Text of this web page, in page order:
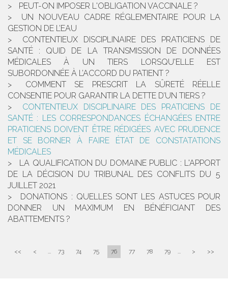
PEUT-ON IMPOSER L'OBLIGATION VACCINALE ?
UN NOUVEAU CADRE RÉGLEMENTAIRE POUR LA
GESTION DE L’EAU
CONTENTIEUX DISCIPLINAIRE DES PRATICIENS DE
SANTÉ : QUID DE LA TRANSMISSION DE DONNÉES
MÉDICALES À UN TIERS LORSQU'ELLE EST
SUBORDONNÉE À L’ACCORD DU PATIENT ?
COMMENT SE PRESCRIT LA SÛRETÉ RÉELLE
CONSENTIE POUR GARANTIR LA DETTE D’UN TIERS ?
CONTENTIEUX DISCIPLINAIRE DES PRATICIENS DE
SANTÉ : LES CORRESPONDANCES ÉCHANGÉES ENTRE
PRATICIENS DOIVENT ÊTRE RÉDIGÉES AVEC PRUDENCE
ET SE BORNER À FAIRE ÉTAT DE CONSTATATIONS
MÉDICALES
LA QUALIFICATION DU DOMAINE PUBLIC : L'APPORT
DE LA DÉCISION DU TRIBUNAL DES CONFLITS DU 5
JUILLET 2021
DONATIONS : QUELLES SONT LES ASTUCES POUR
DONNER UN MAXIMUM EN BÉNÉFICIANT DES
ABATTEMENTS ?
<< < ... 73 74 75 76 77 78 79 ... > >>